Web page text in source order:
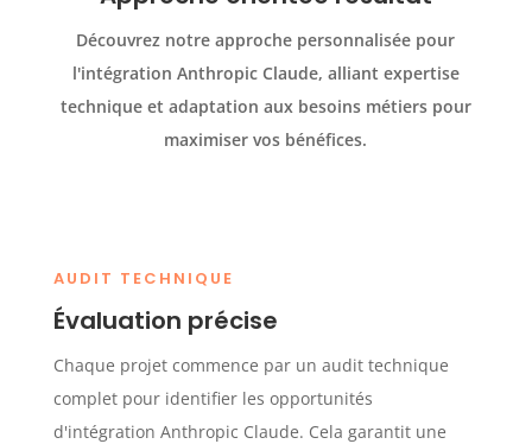
Découvrez notre approche personnalisée pour
l'intégration Anthropic Claude, alliant expertise
technique et adaptation aux besoins métiers pour
maximiser vos bénéfices.
AUDIT TECHNIQUE
Évaluation précise
Chaque projet commence par un audit technique
complet pour identifier les opportunités
d'intégration Anthropic Claude. Cela garantit une